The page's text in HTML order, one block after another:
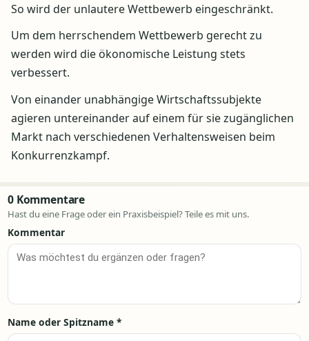
So wird der unlautere Wettbewerb eingeschränkt.
Um dem herrschendem Wettbewerb gerecht zu
werden wird die ökonomische Leistung stets
verbessert.
Von einander unabhängige Wirtschaftssubjekte
agieren untereinander auf einem für sie zugänglichen
Markt nach verschiedenen Verhaltensweisen beim
Konkurrenzkampf.
0 Kommentare
Hast du eine Frage oder ein Praxisbeispiel? Teile es mit uns.
Kommentar
Name oder Spitzname *